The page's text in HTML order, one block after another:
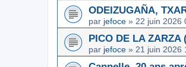
ODEIZUGAÑA,
par jefoce » 22 juin 2026
PICO DE LA
par jefoce » 21 juin 2026